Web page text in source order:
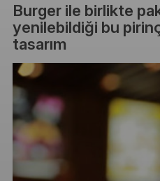
Burger ile birlikte
yenilebildiği bu
tasarım